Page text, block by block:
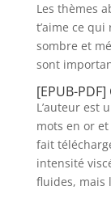
Les thèmes
t’aime ce
sombre et
sont
[EPUB-
L’auteur est
mots en or
fait
intensité
fluides, mais